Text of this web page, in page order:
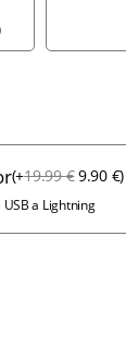
(+19.99€ 9.90 €)
a Lightning